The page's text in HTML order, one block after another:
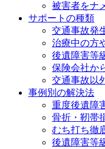
被害者をナ
サポートの種類
交通事故発
治療中の方
後遺障害等
保険会社か
交通事故以
事例別の解決法
重度後遺障
骨折・靭帯
むち打ち徹
後遺障害等